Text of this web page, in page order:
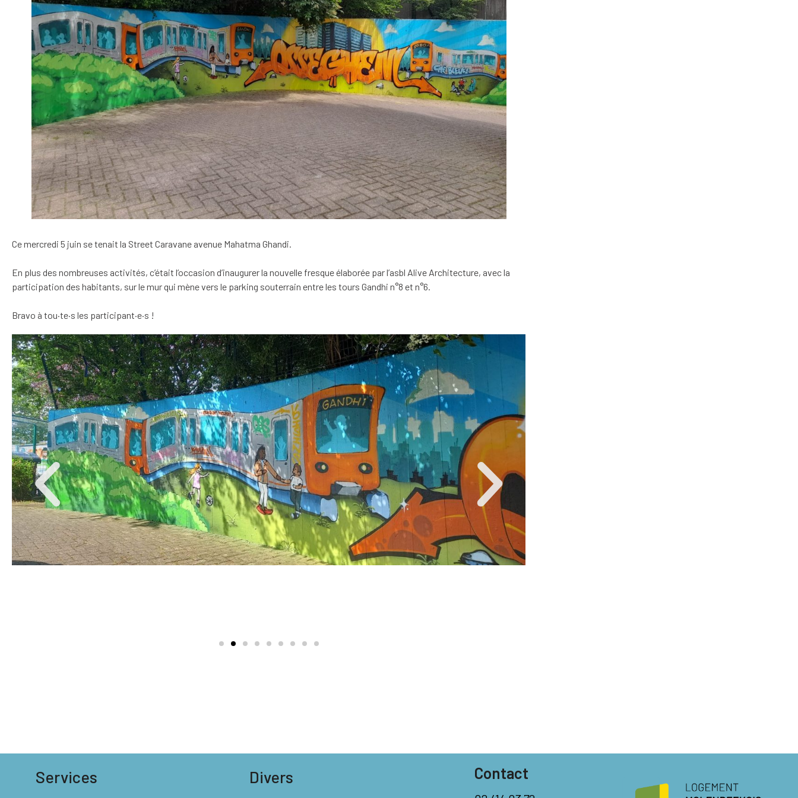
Ce mercredi 5 juin se tenait la Street Caravane avenue Mahatma Ghandi.
En plus des nombreuses activités, c’était l’occasion d’inaugurer la nouvelle fresque élaborée par l’asbl Alive Architecture, avec la
participation des habitants, sur le mur qui mène vers le parking souterrain entre les tours Gandhi n°8 et n°6.
Bravo à tou·te·s les participant·e·s !
Services Divers Contact